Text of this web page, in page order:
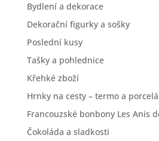
Bydlení a dekorace
Dekorační figurky a sošky
Poslední kusy
Tašky a pohlednice
Křehké zboží
Hrnky na cesty – termo a
Francouzské bonbony Les Anis
Čokoláda a sladkosti